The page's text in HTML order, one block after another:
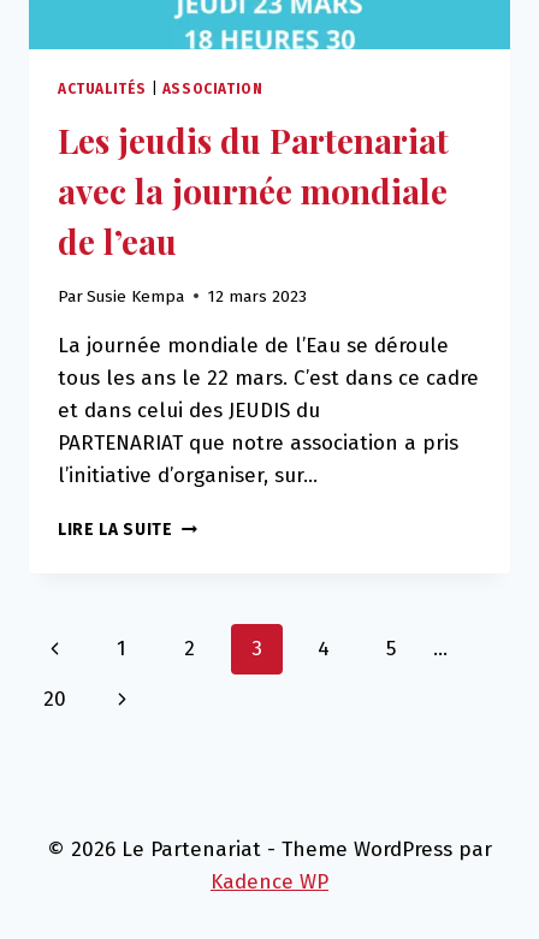
ACTUALITÉS ASSOCIATION
Les jeudis du Partenariat
avec la journée mondiale
de l’eau
ParSusie Kempa 12 mars 2023
La journée mondiale de l’Eau se déroule
tous les ans le 22 mars. C’est dans ce cadre
et dans celui des JEUDIS du
PARTENARIAT que notre association a pris
l’initiative d’organiser, sur…
LIRE LA SUITE LES
LA
JOURNÉE
Page
navigation
Previous
Page
1 2 3 4 5
…
20
Next
© 2026 Le Partenariat - Theme WordPress par
Kadence WP